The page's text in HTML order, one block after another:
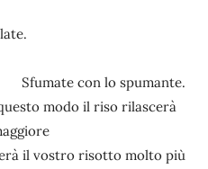
Sfumate con lo spumante.
modo il riso rilascerà
il vostro risotto molto più